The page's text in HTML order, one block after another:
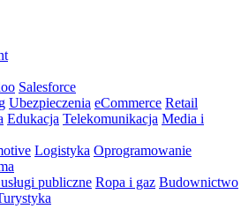
Salesforce
Ubezpieczenia eCommerce Retail
Edukacja Telekomunikacja Media i
Logistyka Oprogramowanie
publiczne Ropa i gaz Budownictwo